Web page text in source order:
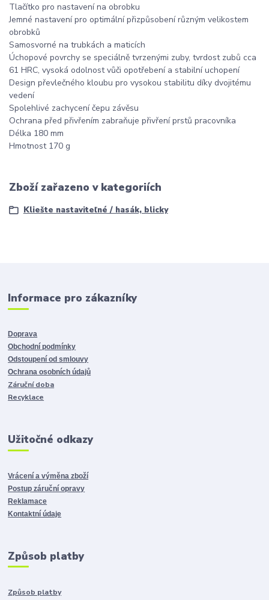
Tlačítko pro nastavení na obrobku
Jemné nastavení pro optimální přizpůsobení různým velikostem
obrobků
Samosvorné na trubkách a maticích
Úchopové povrchy se speciálně tvrzenými zuby, tvrdost zubů cca
61 HRC, vysoká odolnost vůči opotřebení a stabilní uchopení
Design převlečného kloubu pro vysokou stabilitu díky dvojitému
vedení
Spolehlivé zachycení čepu závěsu
Ochrana před přivřením zabraňuje přivření prstů pracovníka
Délka 180 mm
Hmotnost 170 g
Zboží zařazeno v kategoriích
Kliešte nastaviteľné / hasák, blicky
Informace pro zákazníky
Doprava
Obchodní podmínky
Odstoupení od smlouvy
Ochrana osobních údajů
Záruční doba
Recyklace
Užitočné odkazy
Vrácení a výměna zboží
Postup záruční opravy
Reklamace
Kontaktní údaje
Způsob platby
Způsob platby